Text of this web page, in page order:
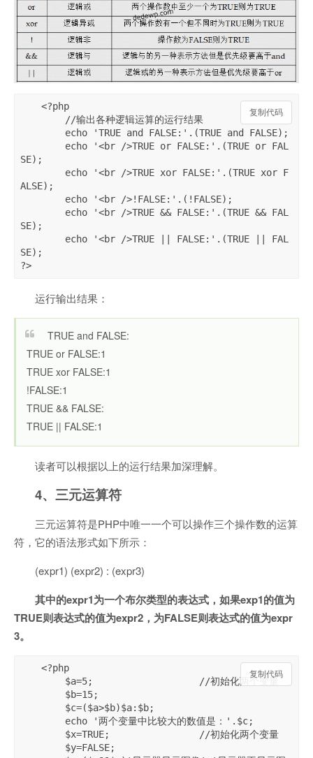
复制代码
<?php
SE);
ALSE);
SE);
SE);
?>
运行输出结果：
TRUE and FALSE:
TRUE or FALSE:1
TRUE xor FALSE:1
!FALSE:1
TRUE && FALSE:
TRUE || FALSE:1
读者可以根据以上的运行结果加深理解。
4、三元运算符
三元运算符是PHP中唯一一个可以操作三个操作数的运算
符，它的语法形式如下所示：
(expr1) (expr2) : (expr3)
其中的expr1为一个布尔类型的表达式，如果exp1的值为
TRUE则表达式的值为expr2，为FALSE则表达式的值为expr
3。
复制代码
<?php